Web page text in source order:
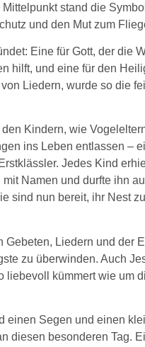
stand die
und den Mut zum
Eine für Gott, der die
hilft, und eine für den
Liedern, wurde so die
Kindern, wie
ins Leben entlassen –
Jedes Kind
Namen und durfte ihn
sind nun bereit, ihr Nest
Gebeten, Liedern und der
zu überwinden. Auch
liebevoll kümmert wie um
einen Segen und einen
diesen besonderen Tag.